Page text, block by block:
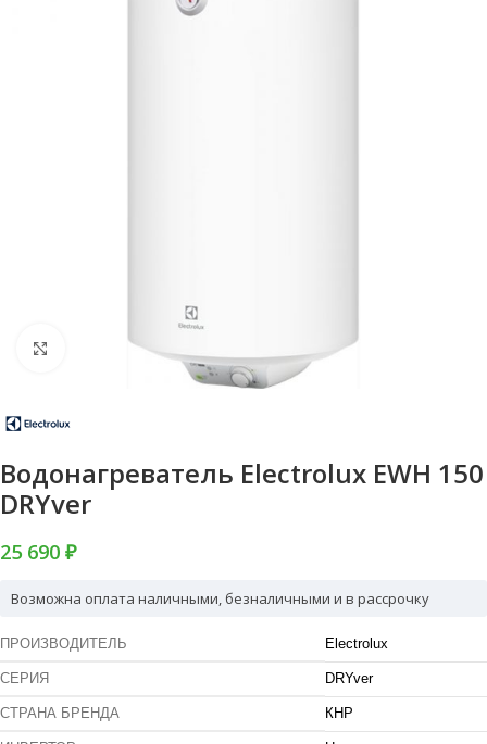
Нажмите, чтобы увеличить
Водонагреватель Electrolux EWH 150
DRYver
25 690 ₽
Возможна оплата наличными, безналичными и в рассрочку
ПРОИЗВОДИТЕЛЬ Electrolux
СЕРИЯ DRYver
СТРАНА БРЕНДА КНР